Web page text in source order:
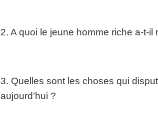
2. A quoi le jeune homme riche a-t-il
3. Quelles sont les choses qui
aujourd’hui ?